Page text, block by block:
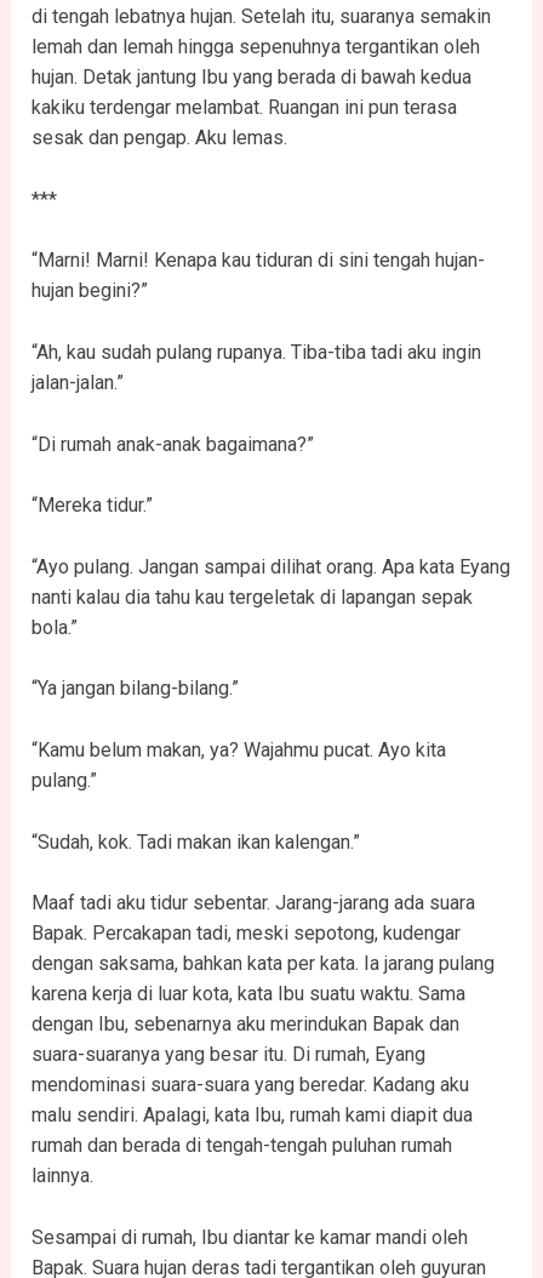
di tengah lebatnya hujan. Setelah itu, suaranya semakin
lemah dan lemah hingga sepenuhnya tergantikan oleh
hujan. Detak jantung Ibu yang berada di bawah kedua
kakiku terdengar melambat. Ruangan ini pun terasa
sesak dan pengap. Aku lemas.
***
“Marni! Marni! Kenapa kau tiduran di sini tengah hujan-
hujan begini?”
“Ah, kau sudah pulang rupanya. Tiba-tiba tadi aku ingin
jalan-jalan.”
“Di rumah anak-anak bagaimana?”
“Mereka tidur.”
“Ayo pulang. Jangan sampai dilihat orang. Apa kata Eyang
nanti kalau dia tahu kau tergeletak di lapangan sepak
bola.”
“Ya jangan bilang-bilang.”
“Kamu belum makan, ya? Wajahmu pucat. Ayo kita
pulang.”
“Sudah, kok. Tadi makan ikan kalengan.”
Maaf tadi aku tidur sebentar. Jarang-jarang ada suara
Bapak. Percakapan tadi, meski sepotong, kudengar
dengan saksama, bahkan kata per kata. Ia jarang pulang
karena kerja di luar kota, kata Ibu suatu waktu. Sama
dengan Ibu, sebenarnya aku merindukan Bapak dan
suara-suaranya yang besar itu. Di rumah, Eyang
mendominasi suara-suara yang beredar. Kadang aku
malu sendiri. Apalagi, kata Ibu, rumah kami diapit dua
rumah dan berada di tengah-tengah puluhan rumah
lainnya.
Sesampai di rumah, Ibu diantar ke kamar mandi oleh
Bapak. Suara hujan deras tadi tergantikan oleh guyuran